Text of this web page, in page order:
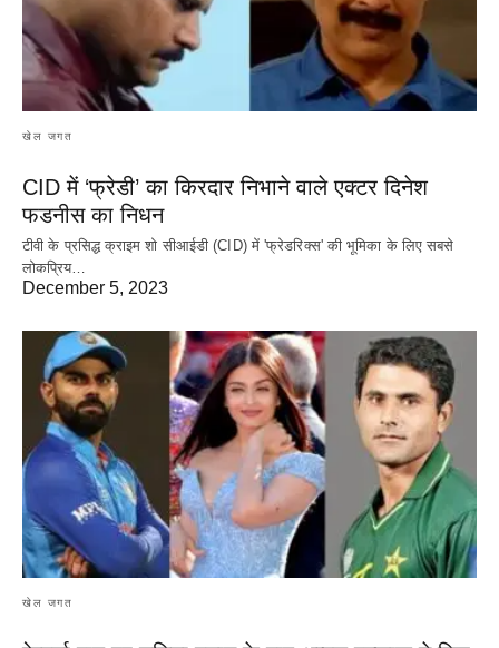
खेल जगत
CID में ‘फ्रेडी’ का किरदार निभाने वाले एक्टर दिनेश
फडनीस का निधन
टीवी के प्रसिद्ध क्राइम शो सीआईडी (CID) में 'फ्रेडरिक्स' की भूमिका के लिए सबसे
लोकप्रिय…
December 5, 2023
खेल जगत